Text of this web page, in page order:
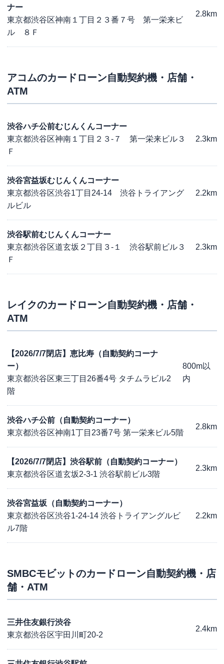
ナー
東京都渋谷区神南１丁目２３番７号 第一栄来ビ
ル ８Ｆ
2.8km
アコムのカードローン自動契約機・店舗・
ATM
渋谷ハチ公前むじんくんコーナー
東京都渋谷区神南１丁目２３-７ 第一栄来ビル３
Ｆ
2.3km
渋谷宮益坂むじんくんコーナー
東京都渋谷区渋谷1丁目24-14 渋谷トライアング
ルビル
2.2km
渋谷駅前むじんくんコーナー
東京都渋谷区道玄坂２丁目３-１ 渋谷駅前ビル３
Ｆ
2.3km
レイクのカードローン自動契約機・店舗・
ATM
【2026/7/7閉店】恵比寿（自動契約コーナ
ー）
東京都渋谷区東三丁目26番4号 タチムラビル2
階
800m以
内
渋谷ハチ公前（自動契約コーナー）
東京都渋谷区神南1丁目23番7号 第一栄来ビル5階
2.8km
【2026/7/7閉店】渋谷駅前（自動契約コーナー）
東京都渋谷区道玄坂2-3-1 渋谷駅前ビル3階
2.3km
渋谷宮益坂（自動契約コーナー）
東京都渋谷区渋谷1-24-14 渋谷トライアングルビ
ル7階
2.2km
SMBCモビットのカードローン自動契約機・店
舗・ATM
三井住友銀行渋谷
東京都渋谷区宇田川町20-2
2.4km